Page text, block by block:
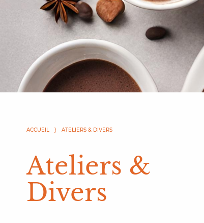
ACCUEIL ATELIERS & DIVERS
Ateliers &
Divers